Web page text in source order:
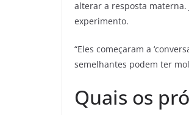
alterar a resposta
experimento.
“Eles começaram a
semelhantes podem ter
Quais os